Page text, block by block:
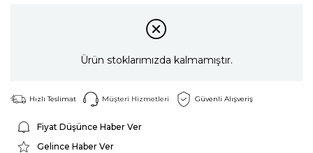
Ürün stoklarımızda kalmamıştır.
Hızlı Teslimat Müşteri Hizmetleri Güvenli Alışveriş
Fiyat Düşünce Haber Ver
Gelince Haber Ver